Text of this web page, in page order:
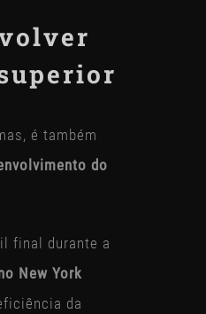
é também
do
final durante a
New York
da